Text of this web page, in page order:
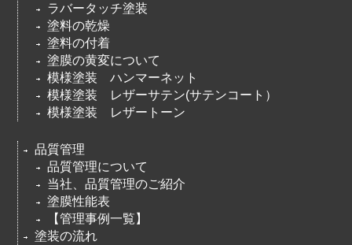
ラバータッチ塗装
塗料の乾燥
塗料の付着
塗膜の黄変について
模様塗装 ハンマーネット
模様塗装 レザーサテン(サテンコート）
模様塗装 レザートーン
品質管理
品質管理について
当社、品質管理のご紹介
塗膜性能表
【管理事例一覧】
塗装の流れ